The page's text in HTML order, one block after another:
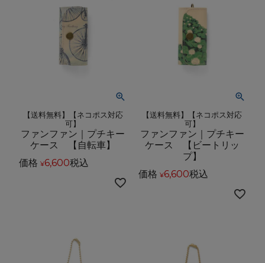
【送料無料】【ネコポス対応
可】
ファンファン｜プチキー
ケース 【自転車】
価格 ¥6,600税込
【送料無料】【ネコポス対応
可】
ファンファン｜プチキー
ケース 【ビートリッ
プ】
価格 ¥6,600税込